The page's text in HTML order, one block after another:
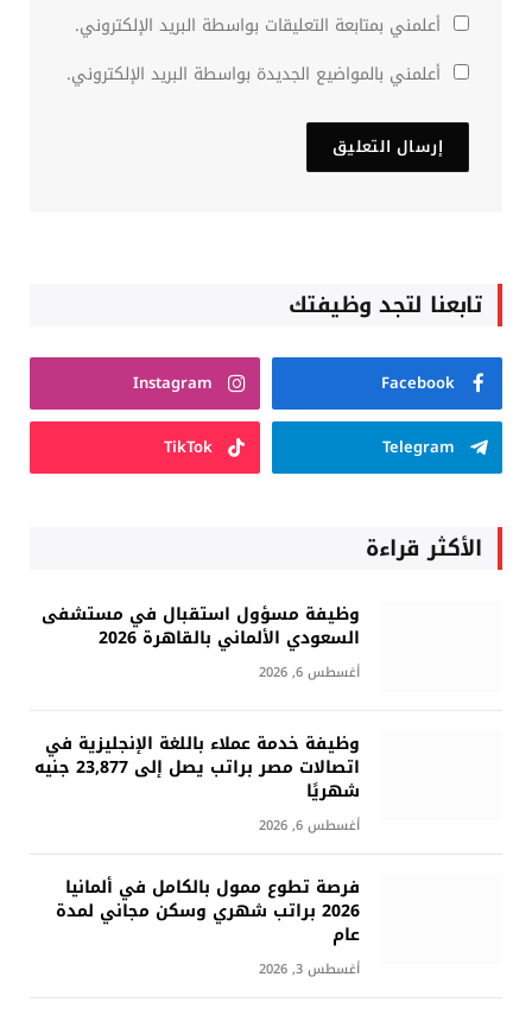
أعلمني بمتابعة التعليقات بواسطة البريد الإلكتروني.
أعلمني بالمواضيع الجديدة بواسطة البريد الإلكتروني.
تابعنا لتجد وظيفتك
Facebook
Instagram
Telegram
TikTok
الأكثر قراءة
وظيفة مسؤول استقبال في مستشفى
السعودي الألماني بالقاهرة 2026
أغسطس 6, 2026
وظيفة خدمة عملاء باللغة الإنجليزية في
اتصالات مصر براتب يصل إلى 23,877 جنيه
شهريًا
أغسطس 6, 2026
فرصة تطوع ممول بالكامل في ألمانيا
2026 براتب شهري وسكن مجاني لمدة
عام
أغسطس 3, 2026